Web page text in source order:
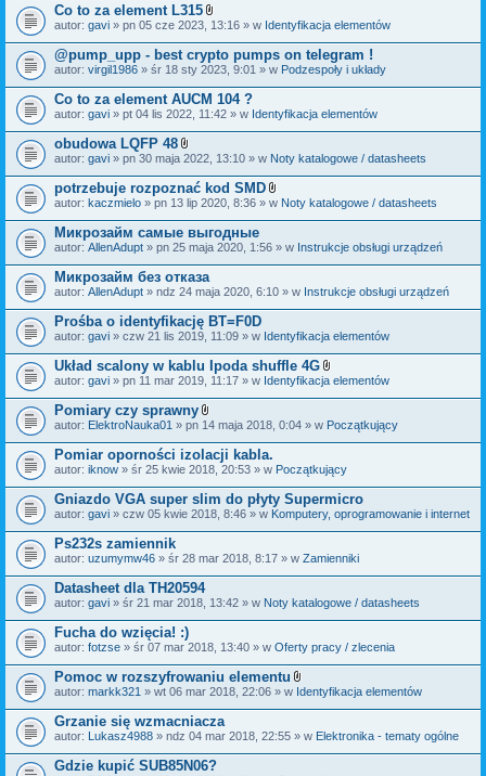
Co to za element L315
Z
ł
ą
c
z
n
i
autor: gavi » pn 05 cze 2023, 13:16 » w Identyfikacja elementów
@pump_upp - best crypto pumps on telegram !
autor: virgil1986 » śr 18 sty 2023, 9:01 » w Podzespoły i układy
Co to za element AUCM 104 ?
autor: gavi » pt 04 lis 2022, 11:42 » w Identyfikacja elementów
obudowa LQFP 48
Z
ł
ą
c
z
n
i
i
autor: gavi » pn 30 maja 2022, 13:10 » w Noty katalogowe / datasheets
potrzebuje rozpoznać kod SMD
Z
ł
c
z
i
autor: kaczmielo » pn 13 lip 2020, 8:36 » w Noty katalogowe / datasheets
Микрозайм самые выгодные
autor: AllenAdupt » pn 25 maja 2020, 1:56 » w Instrukcje obsługi urządzeń
Микрозайм без отказа
autor: AllenAdupt » ndz 24 maja 2020, 6:10 » w Instrukcje obsługi urządzeń
Prośba o identyfikację BT=F0D
autor: gavi » czw 21 lis 2019, 11:09 » w Identyfikacja elementów
Układ scalony w kablu Ipoda shuffle 4G
Z
ł
c
z
i
k
i
autor: gavi » pn 11 mar 2019, 11:17 » w Identyfikacja elementów
Pomiary czy sprawny
Z
ł
ą
c
z
n
i
autor: ElektroNauka01 » pn 14 maja 2018, 0:04 » w Początkujący
Pomiar oporności izolacji kabla.
autor: iknow » śr 25 kwie 2018, 20:53 » w Początkujący
Gniazdo VGA super slim do płyty Supermicro
autor: gavi » czw 05 kwie 2018, 8:46 » w Komputery, oprogramowanie i internet
Ps232s zamiennik
autor: uzumymw46 » śr 28 mar 2018, 8:17 » w Zamienniki
Datasheet dla TH20594
autor: gavi » śr 21 mar 2018, 13:42 » w Noty katalogowe / datasheets
Fucha do wzięcia! :)
autor: fotzse » śr 07 mar 2018, 13:40 » w Oferty pracy / zlecenia
Pomoc w rozszyfrowaniu elementu
Z
ł
c
z
autor: markk321 » wt 06 mar 2018, 22:06 » w Identyfikacja elementów
Grzanie się wzmacniacza
autor: Lukasz4988 » ndz 04 mar 2018, 22:55 » w Elektronika - tematy ogólne
Gdzie kupić SUB85N06?